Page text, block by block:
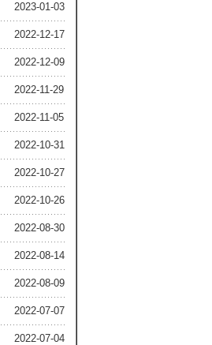
2023-01-03
2022-12-17
2022-12-09
2022-11-29
2022-11-05
2022-10-31
2022-10-27
2022-10-26
2022-08-30
2022-08-14
2022-08-09
2022-07-07
2022-07-04